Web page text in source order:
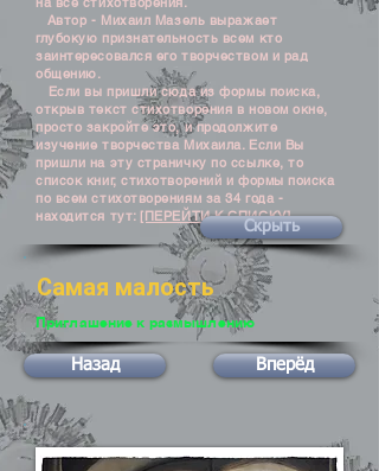
Автор - Михаил Мазель выражает
глубокую признательность всем кто
заинтересовался его творчеством и рад
общению.
Если вы пришли сюда из формы поиска,
открыв текст стихотворения в новом окне,
просто закройте это, и продолжите
изучение творчества Михаила. Если Вы
пришли на эту страничку по ссылке, то
список книг, стихотворений и формы поиска
по всем стихотворениям за 34 года -
находится тут: [ПЕРЕЙТИ К СПИСКУ]
Скрыть
Самая малость
Приглашение к размышлению
Назад Вперёд